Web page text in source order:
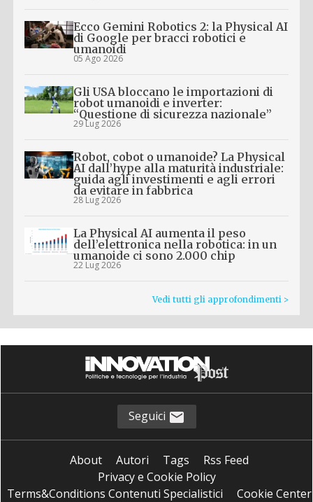
Ecco Gemini Robotics 2: la Physical AI
di Google per bracci robotici e
umanoidi
05 Ago 2026
Gli USA bloccano le importazioni di
robot umanoidi e inverter:
“Questione di sicurezza nazionale”
29 Lug 2026
Robot, cobot o umanoide? La Physical
AI dall’hype alla maturità industriale:
guida agli investimenti e agli errori
da evitare in fabbrica
28 Lug 2026
La Physical AI aumenta il peso
dell’elettronica nella robotica: in un
umanoide ci sono 2.000 chip
22 Lug 2026
Vedi tutti gli approfondimenti >
Seguici
About Autori Tags
Rss Feed
Privacy e Cookie Policy
Terms&Conditions Contenuti Specialistici
Cookie Center